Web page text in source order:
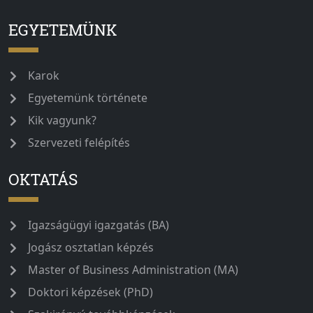
EGYETEMÜNK
Karok
Egyetemünk története
Kik vagyunk?
Szervezeti felépítés
OKTATÁS
Igazságügyi igazgatás (BA)
Jogász osztatlan képzés
Master of Business Administration (MA)
Doktori képzések (PhD)